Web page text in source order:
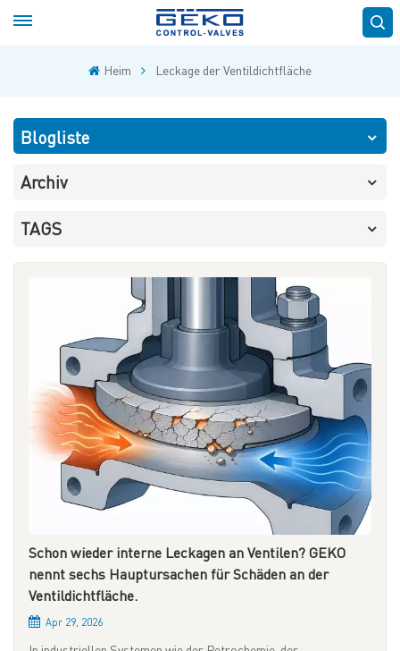
Heim Leckage der Ventildichtfläche
Blogliste
Archiv
TAGS
Schon wieder interne Leckagen an Ventilen? GEKO
nennt sechs Hauptursachen für Schäden an der
Ventildichtfläche.
Apr 29, 2026